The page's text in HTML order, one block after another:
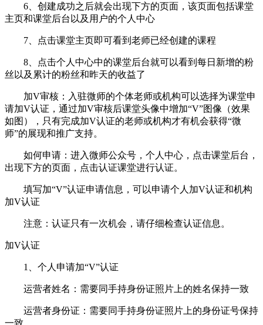
6、创建成功之后就会出现下方的页面，该页面包括课堂
主页和课堂后台以及用户的个人中心
7、点击课堂主页即可看到老师已经创建的课程
8、点击个人中心中的课堂后台就可以看到每日新增的粉
丝以及累计的粉丝和昨天的收益了
加V审核：入驻微师的个体老师或机构可以选择为课堂申
请加V认证，通过加V审核后课堂头像中增加“V”图像（效果
如图），只有完成加V认证的老师或机构才有机会获得“微
师”的展现和推广支持。
如何申请：进入微师公众号，个人中心，点击课堂后台，
出现下方的页面，点击认证课堂进行认证。
填写加“V”认证申请信息，可以申请个人加V认证和机构
加V认证
注意：认证只有一次机会，请仔细检查认证信息。
加V认证
1、个人申请加“V”认证
运营者姓名：需要同手持身份证照片上的姓名保持一致
运营者身份证：需要同手持身份证照片上的身份证号保持
一致